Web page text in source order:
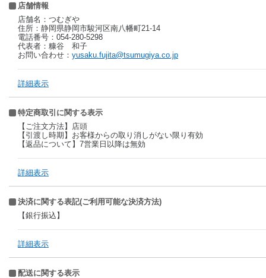
店舗情報
店舗名：つむぎや
住所：静岡県静岡市駿河区南八幡町21-14
電話番号：054-280-5298
代表者：糠谷 和子
お問い合わせ： yusaku.fujita@tsumugiya.co.jp
詳細表示
特定商取引に関する表示
【ご注文方法】店頭
【引渡し時期】お客様からの取り消しがない限り有効
【返品について】7営業日以降は無効
詳細表示
決済に関する表記(ご利用可能な決済方法)
【銀行振込】
詳細表示
配送に関する表示